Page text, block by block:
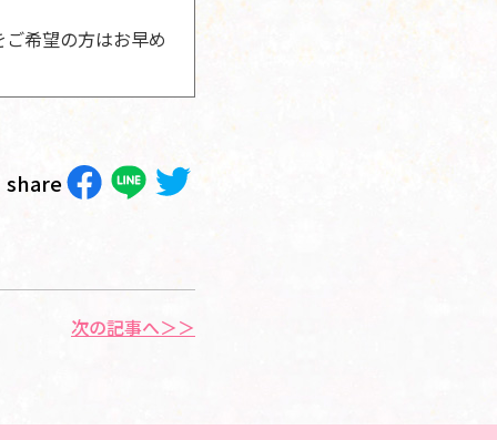
希望の方はお早め
share
次の記事へ＞＞